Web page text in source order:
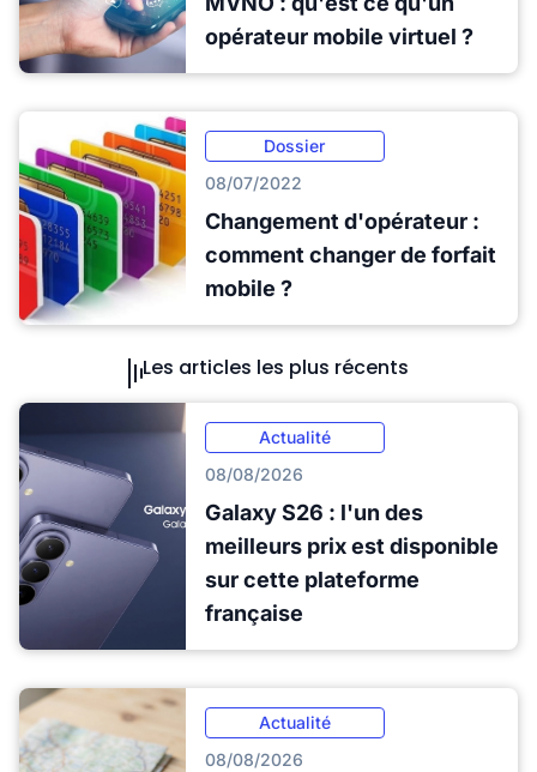
opérateur mobile virtuel ?
Dossier
08/07/2022
Changement d'opérateur :
comment changer de forfait
mobile ?
Les articles les plus récents
Actualité
08/08/2026
Galaxy S26 : l'un des
meilleurs prix est disponible
sur cette plateforme
française
Actualité
08/08/2026